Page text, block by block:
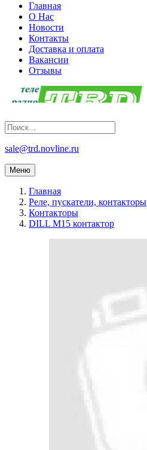
Главная
О Нас
Новости
Контакты
Доставка и оплата
Вакансии
Отзывы
sale@trd.novline.ru
Меню
Главная
Реле, пускатели, контакторы
Контакторы
DILL M15 контактор